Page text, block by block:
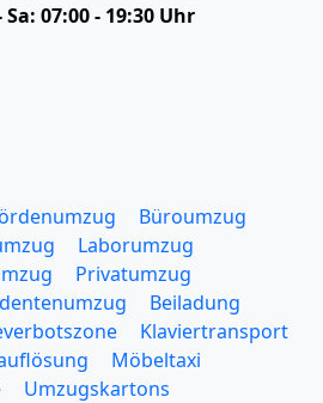
Sa: 07:00 - 19:30 Uhr
Büroumzug
Laborumzug
Privatumzug
Beiladung
Klaviertransport
Möbeltaxi
Umzugskartons